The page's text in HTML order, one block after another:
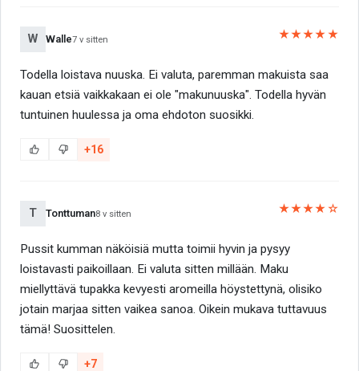
W Walle7 v sitten ★★★★★
Todella loistava nuuska. Ei valuta, paremman makuista saa
kauan etsiä vaikkakaan ei ole "makunuuska". Todella hyvän
tuntuinen huulessa ja oma ehdoton suosikki.
+16
T Tonttuman8 v sitten ★★★★☆
Pussit kumman näköisiä mutta toimii hyvin ja pysyy
loistavasti paikoillaan. Ei valuta sitten millään. Maku
miellyttävä tupakka kevyesti aromeilla höystettynä, olisiko
jotain marjaa sitten vaikea sanoa. Oikein mukava tuttavuus
tämä! Suosittelen.
+7